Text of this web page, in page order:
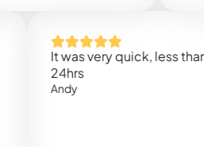
It was very quick, less than